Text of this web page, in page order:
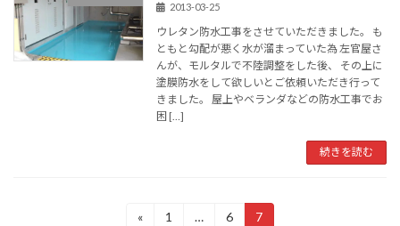
2013-03-25
ウレタン防水工事をさせていただきました。 も
ともと勾配が悪く水が溜まっていた為 左官屋さ
んが、モルタルで不陸調整をした後、 その上に
塗膜防水をして欲しいとご依頼いただき行って
きました。 屋上やベランダなどの防水工事でお
困 […]
続きを読む
«
固
1 …
固
6
固
7